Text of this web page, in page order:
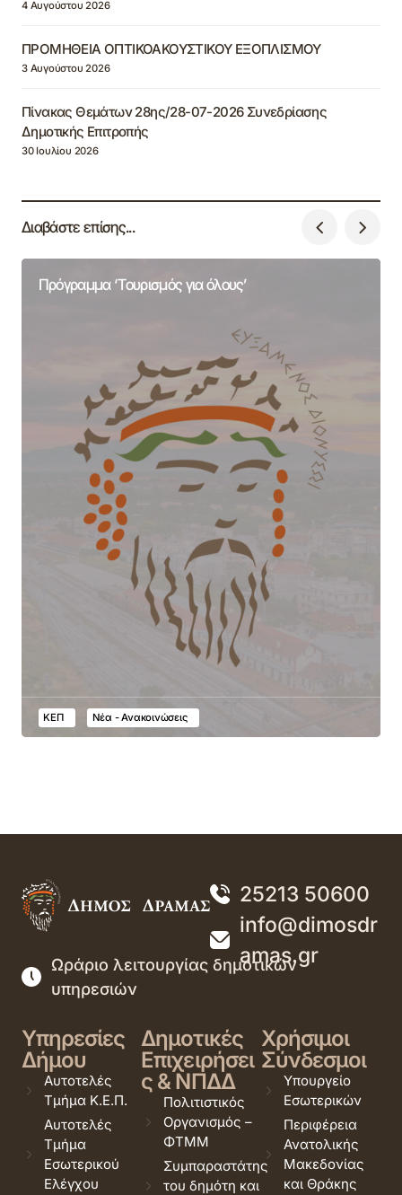
4 Αυγούστου 2026
ΠΡΟΜΗΘΕΙΑ ΟΠΤΙΚΟΑΚΟΥΣΤΙΚΟΥ ΕΞΟΠΛΙΣΜΟΥ
3 Αυγούστου 2026
Πίνακας Θεμάτων 28ης/28-07-2026 Συνεδρίασης
Δημοτικής Επιτροπής
30 Ιουλίου 2026
Διαβάστε επίσης...
Πρόγραμμα ‘Τουρισμός για όλους’
ΚΕΠ Νέα - Ανακοινώσεις
25213 50600
info@dimosdr
amas.gr
Ωράριο λειτουργίας δημοτικών
υπηρεσιών
Υπηρεσίες
Δήμου
Αυτοτελές
Τμήμα Κ.Ε.Π.
Αυτοτελές
Τμήμα
Εσωτερικού
Ελέγχου
Δημοτικές
Επιχειρήσει
ς & ΝΠΔΔ
Πολιτιστικός
Οργανισμός –
ΦΤΜΜ
Συμπαραστάτης
του δημότη και
Χρήσιμοι
Σύνδεσμοι
Υπουργείο
Εσωτερικών
Περιφέρεια
Ανατολικής
Μακεδονίας
και Θράκης